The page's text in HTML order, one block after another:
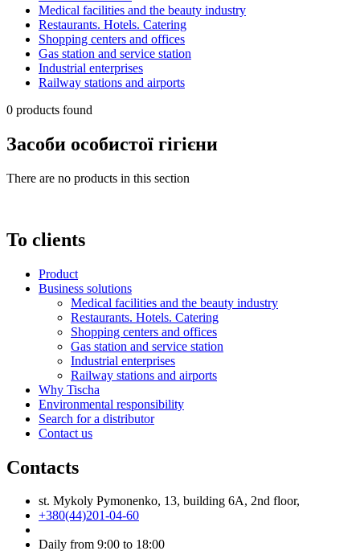
Medical facilities and the beauty industry
Restaurants. Hotels. Catering
Shopping centers and offices
Gas station and service station
Industrial enterprises
Railway stations and airports
0 products found
Засоби особистої гігієни
There are no products in this section
To clients
Product
Business solutions
Medical facilities and the beauty industry
Restaurants. Hotels. Catering
Shopping centers and offices
Gas station and service station
Industrial enterprises
Railway stations and airports
Why Tischa
Environmental responsibility
Search for a distributor
Contact us
Contacts
st. Mykoly Pymonenko, 13, building 6A, 2nd floor,
+380(44)201-04-60
Daily from 9:00 to 18:00